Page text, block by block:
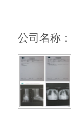
公司名称：